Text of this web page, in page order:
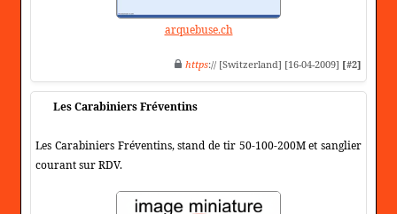
arquebuse.ch
https:// [Switzerland] [16-04-2009] [#2]
Les Carabiniers Fréventins
Les Carabiniers Fréventins, stand de tir 50-100-200M et sanglier
courant sur RDV.